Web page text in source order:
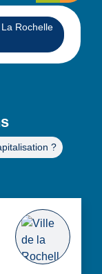
Rochelle
?